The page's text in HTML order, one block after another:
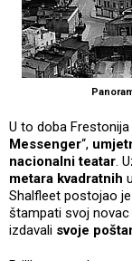
U to doba
Messenger“,
nacionalni teatar.
metara kvadratnih
Shalfleet postojao
štampati svoj
izdavali svoje